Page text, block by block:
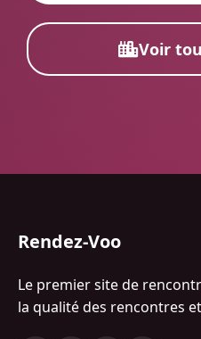
Voir
Rendez-Voo
Le premier site de
la qualité des rencontres